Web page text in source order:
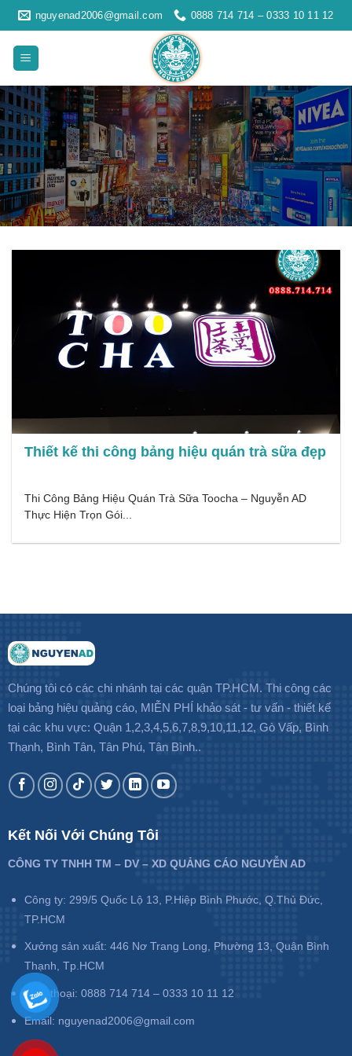
Skip
to
content
nguyenad2006@gmail.com 0888 714 714 – 0333 10 11 12
Thiết kế thi công bảng hiệu quán trà sữa đẹp
Thi Công Bảng Hiệu Quán Trà Sữa Toocha – Nguyễn AD
Thực Hiện Trọn Gói...
Chúng tôi có các chi nhánh tại các quận TP.HCM. Thi công các
loại bảng hiệu quảng cáo, MIỄN PHÍ khảo sát - tư vấn - thiết kế
tại các khu vực: Quận 1,2,3,4,5,6,7,8,9,10,11,12, Gò Vấp, Bình
Thạnh, Bình Tân, Tân Phú, Tân Bình..
Kết Nối Với Chúng Tôi
CÔNG TY TNHH TM – DV – XD QUẢNG CÁO NGUYỄN AD
Công ty: 299/5 Quốc Lộ 13, P.Hiệp Bình Phước, Q.Thủ Đức,
TP.HCM
Xưởng sản xuất: 446 Nơ Trang Long, Phường 13, Quận Bình
Thạnh, Tp.HCM
Điện thoại: 0888 714 714 – 0333 10 11 12
Email: nguyenad2006@gmail.com